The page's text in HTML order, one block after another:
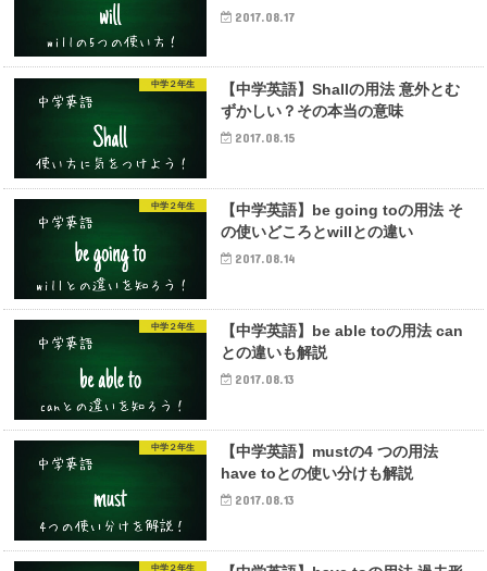
2017.08.17
中学２年生
【中学英語】Shallの用法 意外とむ
ずかしい？その本当の意味
2017.08.15
中学２年生
【中学英語】be going toの用法 そ
の使いどころとwillとの違い
2017.08.14
中学２年生
【中学英語】be able toの用法 can
との違いも解説
2017.08.13
中学２年生
【中学英語】mustの4 つの用法
have toとの使い分けも解説
2017.08.13
中学２年生